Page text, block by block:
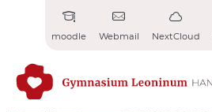
moodle Webmail NextCloud